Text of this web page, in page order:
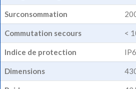
Surconsommation
Commutation secours <
Indice de protection
Dimensions